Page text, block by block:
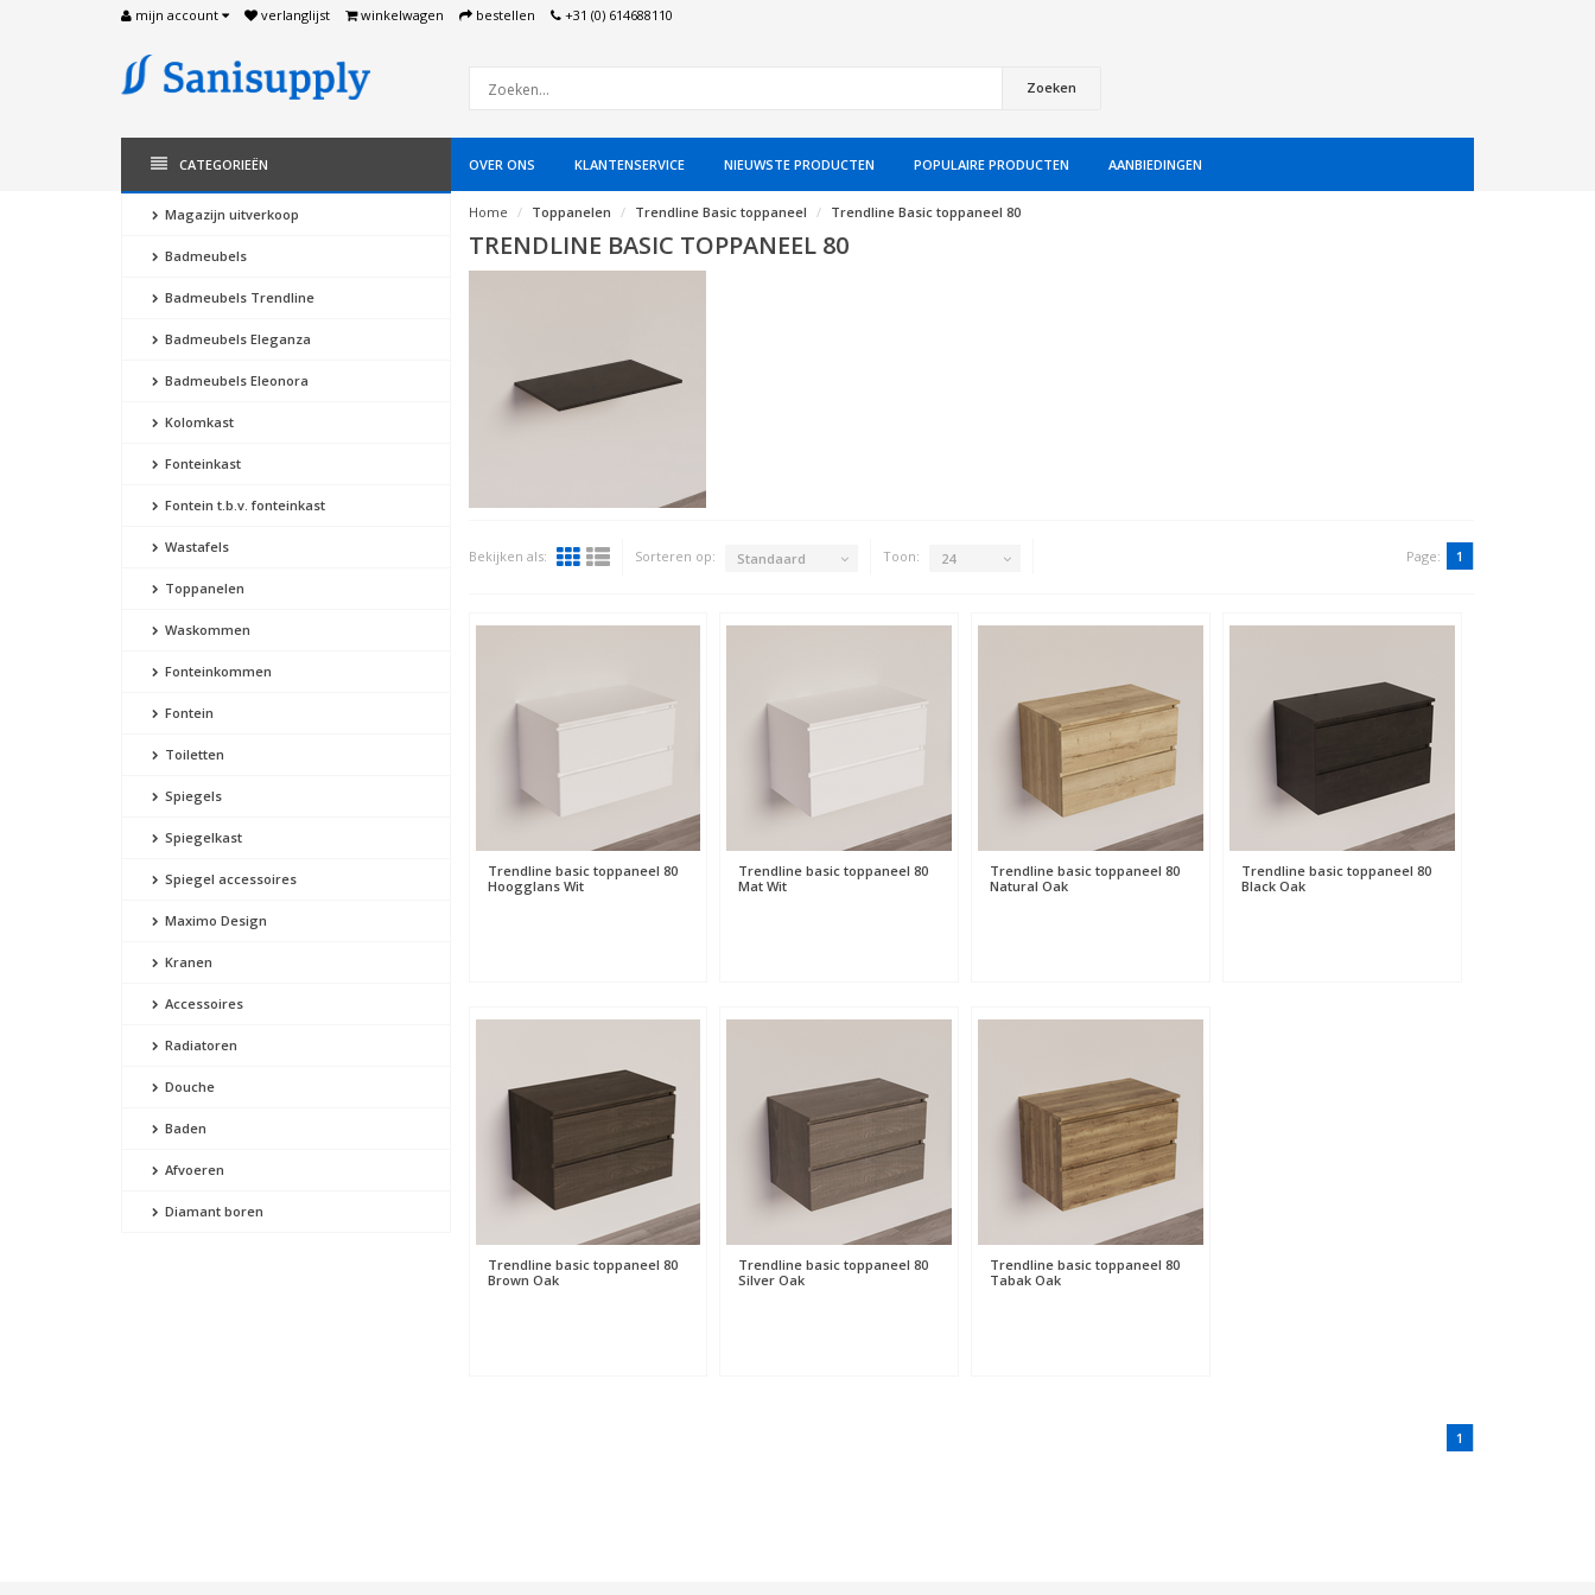
mijn account verlanglijst winkelwagen bestellen +31 (0) 614688110
Zoeken
CATEGORIEËN OVER ONS KLANTENSERVICE NIEUWSTE PRODUCTEN POPULAIRE PRODUCTEN AANBIEDINGEN
Magazijn uitverkoop
Badmeubels
Badmeubels Trendline
Badmeubels Eleganza
Badmeubels Eleonora
Kolomkast
Fonteinkast
Fontein t.b.v. fonteinkast
Wastafels
Toppanelen
Waskommen
Fonteinkommen
Fontein
Toiletten
Spiegels
Spiegelkast
Spiegel accessoires
Maximo Design
Kranen
Accessoires
Radiatoren
Douche
Baden
Afvoeren
Diamant boren
Home Toppanelen Trendline Basic toppaneel Trendline Basic toppaneel 80
TRENDLINE BASIC TOPPANEEL 80
Bekijken als: Sorteren op: Standaard Toon: 24 Page: 1
Trendline basic toppaneel 80
Hoogglans Wit
Trendline basic toppaneel 80
Mat Wit
Trendline basic toppaneel 80
Natural Oak
Trendline basic toppaneel 80
Black Oak
Trendline basic toppaneel 80
Brown Oak
Trendline basic toppaneel 80
Silver Oak
Trendline basic toppaneel 80
Tabak Oak
1